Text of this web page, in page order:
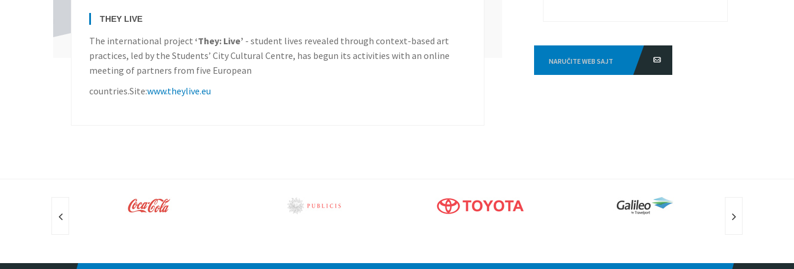
THEY LIVE
The international project ‘They: Live’ - student lives revealed through context-based art
practices, led by the Students’ City Cultural Centre, has begun its activities with an online
meeting of partners from five European
countries.Site:www.theylive.eu
NARUČITE WEB SAJT